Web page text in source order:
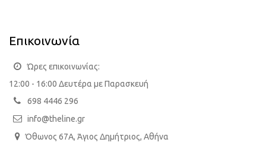
Επικοινωνία
Ώρες επικοινωνίας:
12:00 - 16:00 Δευτέρα με Παρασκευή
698 4446 296
info@theline.gr
Όθωνος 67Α, Άγιος Δημήτριος, Αθήνα